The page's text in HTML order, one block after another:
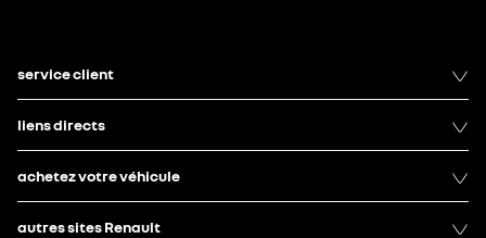
service client
liens directs
achetez votre véhicule
autres sites Renault